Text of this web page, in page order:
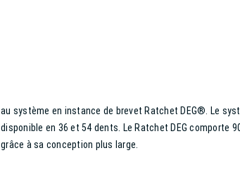
au système en instance de brevet Ratchet DEG®. Le
disponible en 36 et 54 dents. Le Ratchet DEG comporte
grâce à sa conception plus large.